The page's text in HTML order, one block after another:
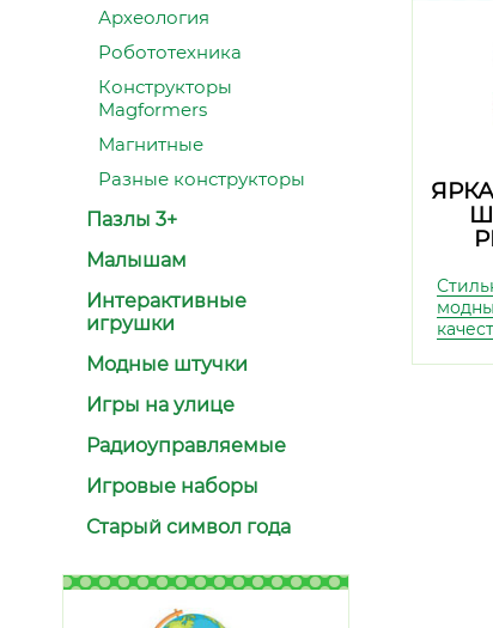
Археология
Робототехника
Конструкторы
Magformers
Магнитные
Разные конструкторы
Пазлы 3+
Малышам
Интерактивные
игрушки
Модные штучки
Игры на улице
Радиоуправляемые
Игровые наборы
Старый символ года